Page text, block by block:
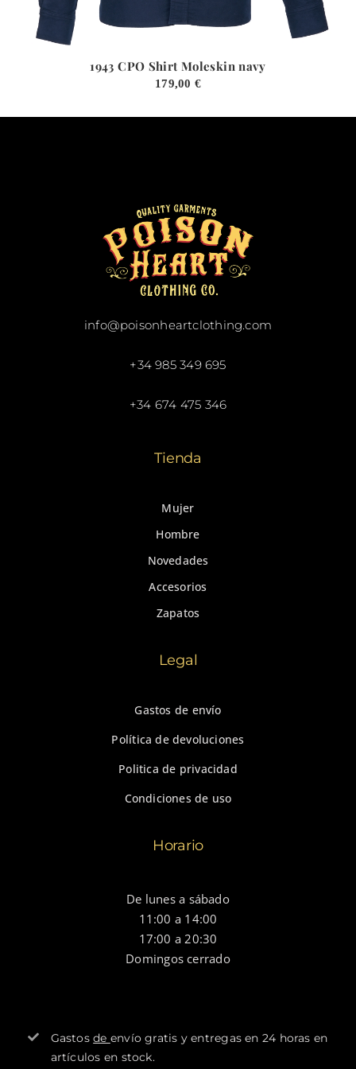
1943 CPO Shirt Moleskin navy
179,00 €
info@poisonheartclothing.com
+34 985 349 695
+34 674 475 346
Tienda
Mujer
Hombre
Novedades
Accesorios
Zapatos
Legal
Gastos de envío
Política de devoluciones
Politica de privacidad
Condiciones de uso
Horario
De lunes a sábado
11:00 a 14:00
17:00 a 20:30
Domingos cerrado
Gastosde envío gratis y entregas en 24 horas en
artículos en stock.